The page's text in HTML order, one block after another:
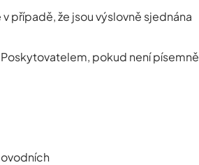
případě, že jsou výslovně sjednána
pokud není písemně